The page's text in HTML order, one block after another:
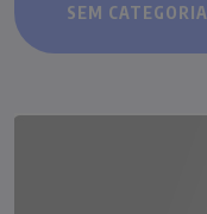
SEM CATEGORIA